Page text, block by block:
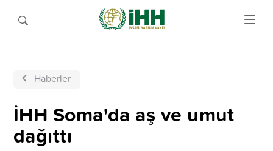
Haberler
İHH Soma'da aş ve umut
dağıttı